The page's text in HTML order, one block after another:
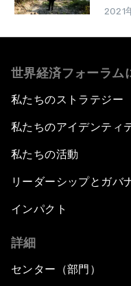
2021
世界経済フォーラム
私たちのストラテジー
私たちのアイデンティ
私たちの活動
リーダーシップとガバ
インパクト
詳細
センター（部門）